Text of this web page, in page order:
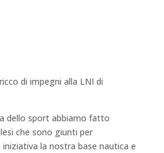
di impegni alla LNI di
dello sport abbiamo fatto
che sono giunti per
la nostra base nautica e